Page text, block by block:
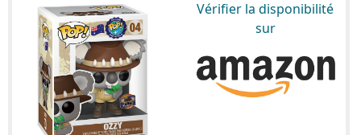
Vérifier la disponibilité
sur